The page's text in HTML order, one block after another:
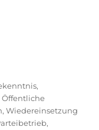
,
Öffentliche
,Wiedereinsetzung
,